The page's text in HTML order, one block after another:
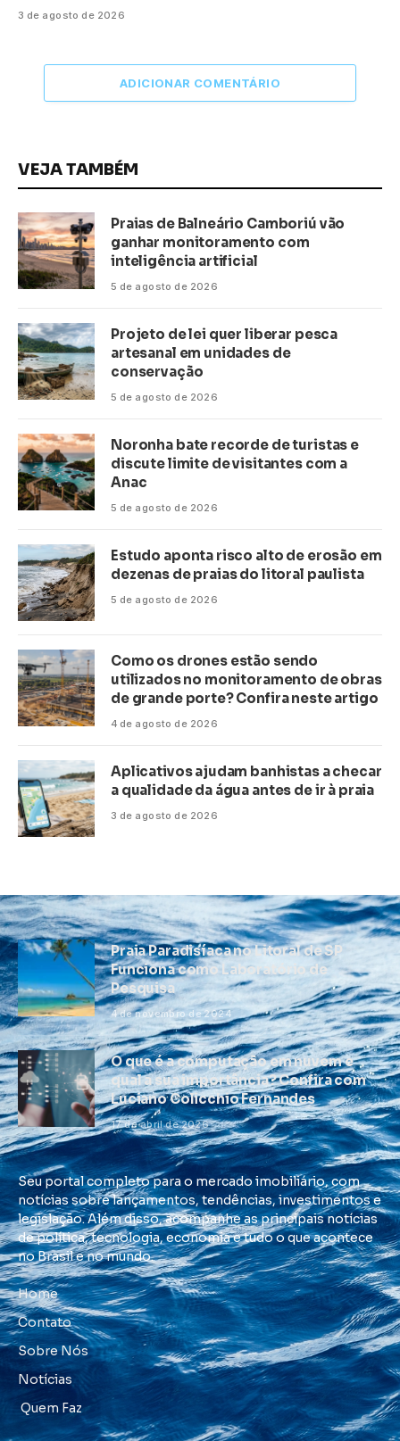
3 de agosto de 2026
ADICIONAR COMENTÁRIO
VEJA TAMBÉM
Praias de Balneário Camboriú vão
ganhar monitoramento com
inteligência artificial
5 de agosto de 2026
Projeto de lei quer liberar pesca
artesanal em unidades de
conservação
5 de agosto de 2026
Noronha bate recorde de turistas e
discute limite de visitantes com a
Anac
5 de agosto de 2026
Estudo aponta risco alto de erosão em
dezenas de praias do litoral paulista
5 de agosto de 2026
Como os drones estão sendo
utilizados no monitoramento de obras
de grande porte? Confira neste artigo
4 de agosto de 2026
Aplicativos ajudam banhistas a checar
a qualidade da água antes de ir à praia
3 de agosto de 2026
Praia Paradisíaca no Litoral de SP
Funciona como Laboratório de
Pesquisa
4 de novembro de 2024
O que é a computação em nuvem e
qual a sua importância? Confira com
Luciano Colicchio Fernandes
17 de abril de 2026
Seu portal completo para o mercado imobiliário, com
notícias sobre lançamentos, tendências, investimentos e
legislação. Além disso, acompanhe as principais notícias
de política, tecnologia, economia e tudo o que acontece
no Brasil e no mundo.
Home
Contato
Sobre Nós
Notícias
Quem Faz